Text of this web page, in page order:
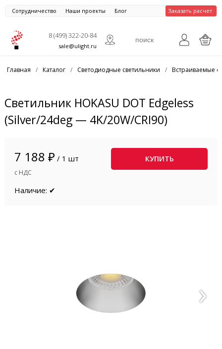
Сотрудничество Наши проекты Блог Заказать расчет
8 (499) 322-20-84
sale@ulight.ru
Главная / Каталог / Светодиодные светильники / Встраиваемые
Светильник HOKASU DOT Edgeless
(Silver/24deg — 4K/20W/CRI90)
7 188 ₽ / 1 шт
с НДС
КУПИТЬ
Наличие: ✔